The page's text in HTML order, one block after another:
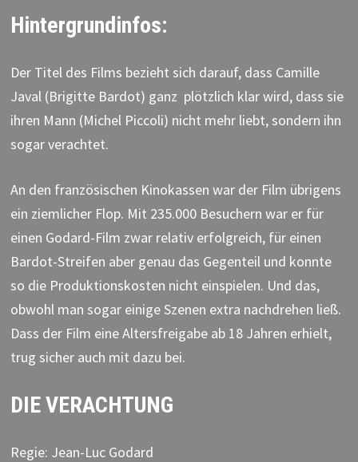
Hintergrundinfos:
Der Titel des Films bezieht sich darauf, dass Camille
Javal (Brigitte Bardot) ganz plötzlich klar wird, dass sie
ihren Mann (Michel Piccoli) nicht mehr liebt, sondern ihn
sogar verachtet.
An den französischen Kinokassen war der Film übrigens
ein ziemlicher Flop. Mit 235.000 Besuchern war er für
einen Godard-Film zwar relativ erfolgreich, für einen
Bardot-Streifen aber genau das Gegenteil und konnte
so die Produktionskosten nicht einspielen. Und das,
obwohl man sogar einige Szenen extra nachdrehen ließ.
Dass der Film eine Altersfreigabe ab 18 Jahren erhielt,
trug sicher auch mit dazu bei.
DIE VERACHTUNG
Regie: Jean-Luc Godard